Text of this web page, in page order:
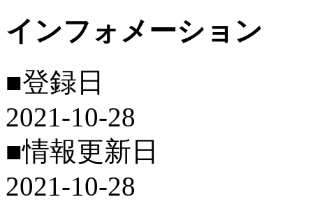
インフォメーション
■登録日
2021-10-28
■情報更新日
2021-10-28